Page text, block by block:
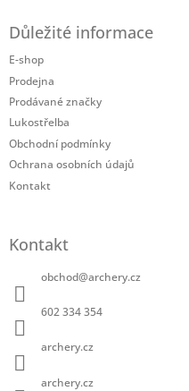
Důležité informace
E-shop
Prodejna
Prodávané značky
Lukostřelba
Obchodní podmínky
Ochrana osobních údajů
Kontakt
Kontakt
obchod@archery.cz
602 334 354
archery.cz
archery.cz